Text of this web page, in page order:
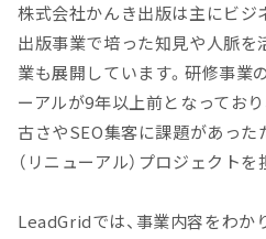
株式会社かんき出版は主にビジ
出版事業で培った知見や人脈
業も展開しています。研修事業
ーアルが9年以上前となってお
古さやSEO集客に課題があった
（リニューアル）プロジェクトを
LeadGridでは、事業内容をわか